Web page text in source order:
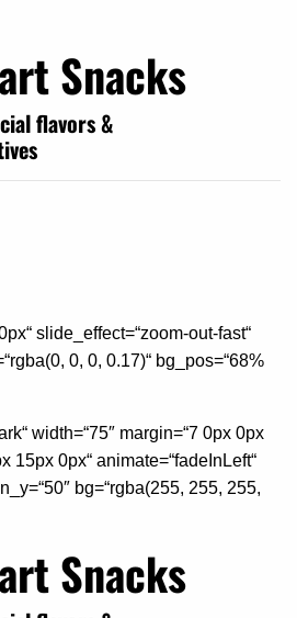
Snacks
flavors &
slide_effect=“zoom-out-fast“
0, 0, 0.17)“ bg_pos=“68%
width=“75″ margin=“7 0px 0px
15px 0px“ animate=“fadeInLeft“
bg=“rgba(255, 255, 255,
Snacks